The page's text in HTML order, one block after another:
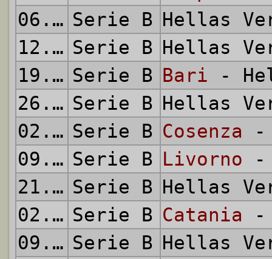
06.01.2003 Serie B Hellas
12.01.2003 Serie B Hellas
19.01.2003 Serie B Bari -
26.01.2003 Serie B Hellas
02.02.2003 Serie B Cosenza -
09.02.2003 Serie B Livorno -
21.02.2003 Serie B Hellas
02.03.2003 Serie B Catania -
09.03.2003 Serie B Hellas